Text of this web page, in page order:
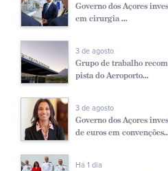
Governo dos Açores
em cirurgia ...
3 de agosto
Grupo de trabalho
pista do Aeroporto...
3 de agosto
Governo dos Açores
de euros em
Há 1 dia